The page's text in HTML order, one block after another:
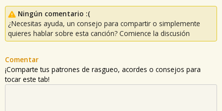
Ningún comentario :(
¿Necesitas ayuda, un consejo para compartir o simplemente
quieres hablar sobre esta canción? Comience la discusión
Comentar
¡Comparte tus patrones de rasgueo, acordes o consejos para
tocar este tab!